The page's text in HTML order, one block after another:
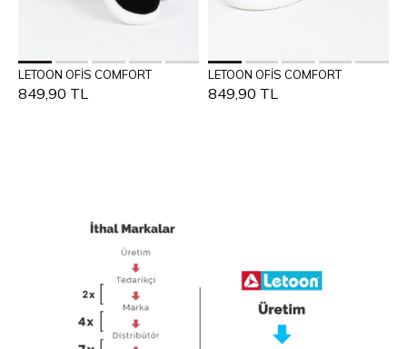
Add to Cart
36 37
LETOON OFİS COMFORT
849,90 TL
Add to Cart
36 37
LETOON OFİS COMFORT
849,90 TL